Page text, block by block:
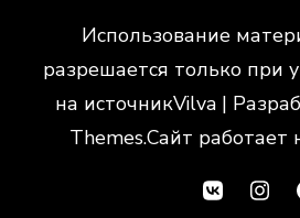
Использование
разрешается только при
на источникVilva |
Themes.Сайт работает